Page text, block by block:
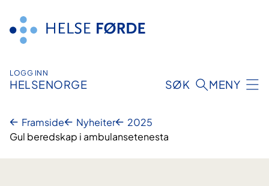
innhald
LOGG INN
HELSENORGE SØK MENY
Framside Nyheiter
2025
Gul beredskap i ambulansetenesta